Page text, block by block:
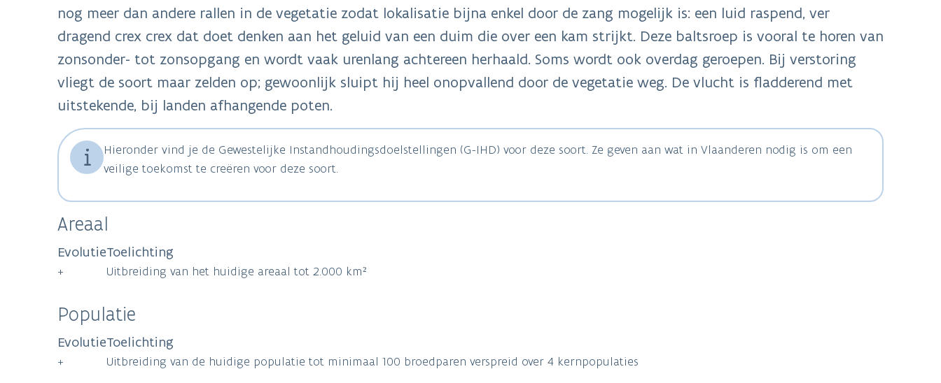
nog meer dan andere rallen in de vegetatie zodat lokalisatie bijna enkel door de zang mogelijk is: een luid raspend, ver
dragend crex crex dat doet denken aan het geluid van een duim die over een kam strijkt. Deze baltsroep is vooral te horen van
zonsonder- tot zonsopgang en wordt vaak urenlang achtereen herhaald. Soms wordt ook overdag geroepen. Bij verstoring
vliegt de soort maar zelden op; gewoonlijk sluipt hij heel onopvallend door de vegetatie weg. De vlucht is fladderend met
uitstekende, bij landen afhangende poten.
Hieronder vind je de Gewestelijke Instandhoudingsdoelstellingen (G-IHD) voor deze soort. Ze geven aan wat in Vlaanderen nodig is om een
veilige toekomst te creëren voor deze soort.
Areaal
Evolutie
+
Toelichting
Uitbreiding van het huidige areaal tot 2.000 km²
Populatie
Evolutie
+
Toelichting
Uitbreiding van de huidige populatie tot minimaal 100 broedparen verspreid over 4 kernpopulaties